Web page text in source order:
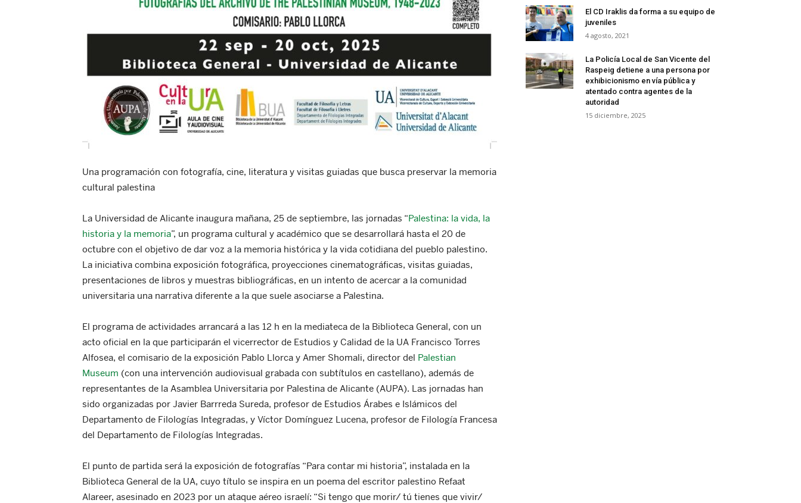
Una programación con fotografía, cine, literatura y visitas guiadas que busca preservar la memoria
cultural palestina
La Universidad de Alicante inaugura mañana, 25 de septiembre, las jornadas “Palestina: la vida, la
historia y la memoria”, un programa cultural y académico que se desarrollará hasta el 20 de
octubre con el objetivo de dar voz a la memoria histórica y la vida cotidiana del pueblo palestino.
La iniciativa combina exposición fotográfica, proyecciones cinematográficas, visitas guiadas,
presentaciones de libros y muestras bibliográficas, en un intento de acercar a la comunidad
universitaria una narrativa diferente a la que suele asociarse a Palestina.
El programa de actividades arrancará a las 12 h en la mediateca de la Biblioteca General, con un
acto oficial en la que participarán el vicerrector de Estudios y Calidad de la UA Francisco Torres
Alfosea, el comisario de la exposición Pablo Llorca y Amer Shomali, director del Palestian
Museum (con una intervención audiovisual grabada con subtítulos en castellano), además de
representantes de la Asamblea Universitaria por Palestina de Alicante (AUPA). Las jornadas han
sido organizadas por Javier Barrreda Sureda, profesor de Estudios Árabes e Islámicos del
Departamento de Filologías Integradas, y Víctor Domínguez Lucena, profesor de Filología Francesa
del Departamento de Filologías Integradas.
El punto de partida será la exposición de fotografías “Para contar mi historia”, instalada en la
Biblioteca General de la UA, cuyo título se inspira en un poema del escritor palestino Refaat
Alareer, asesinado en 2023 por un ataque aéreo israelí: “Si tengo que morir/ tú tienes que vivir/
El CD Iraklis da forma a su equipo de
juveniles
4 agosto, 2021
La Policía Local de San Vicente del
Raspeig detiene a una persona por
exhibicionismo en vía pública y
atentado contra agentes de la
autoridad
15 diciembre, 2025